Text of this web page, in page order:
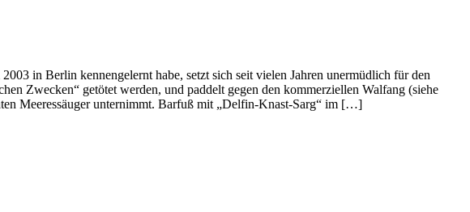
in Berlin kennengelernt habe, setzt sich seit vielen Jahren unermüdlich für den
Zwecken“ getötet werden, und paddelt gegen den kommerziellen Walfang (siehe
Meeressäuger unternimmt. Barfuß mit „Delfin-Knast-Sarg“ im […]